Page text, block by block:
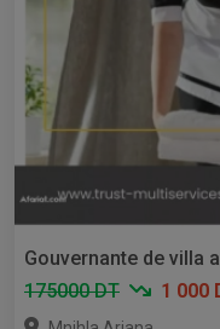
Gouvernante de villa
175000 DT
1 000